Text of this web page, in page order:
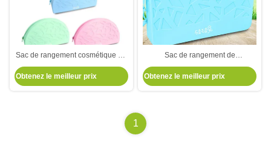
Sac de rangement cosmétique en
silicone de grande capacité porte-
brosses de maquillage de voyage
organisateur étanche cosmétique
Obtenez le meilleur prix
Sac de rangement de
cosmétiques en silicone carré
petit organisateur imperméable à
l' eau Portable cosmétique
Obtenez le meilleur prix
1